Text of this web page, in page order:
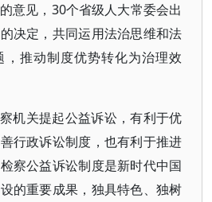
意见，30个省级人大常委会出
决定，共同运用法治思维和法
推动制度优势转化为治理效
机关提起公益诉讼，有利于优
行政诉讼制度，也有利于推进
察公益诉讼制度是新时代中国
的重要成果，独具特色、独树